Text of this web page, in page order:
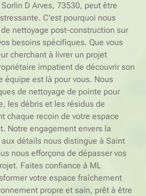
D Arves, 73530, peut être
C'est pourquoi nous
nettoyage post-construction sur
besoins spécifiques. Que vous
cherchant à livrer un projet
impatient de découvrir son
équipe est là pour vous. Nous
de nettoyage de pointe pour
les débris et les résidus de
chaque recoin de votre espace
Notre engagement envers la
détails nous distingue à Saint
nous efforçons de dépasser vos
Faites confiance à ML
votre espace fraîchement
propre et sain, prêt à être